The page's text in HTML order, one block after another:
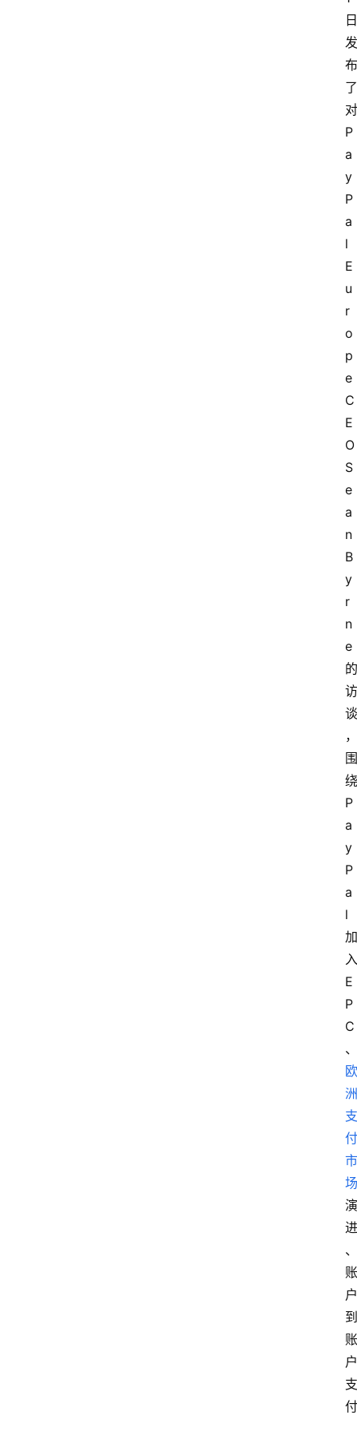
日
发
布
了
对
P
a
y
P
a
l
E
u
r
o
p
e
C
E
O
S
e
a
n
B
y
r
n
e
的
访
谈
，
围
绕
P
a
y
P
a
l
加
入
E
P
C
、
欧
洲
支
付
市
场
演
进
、
账
户
到
账
户
支
付